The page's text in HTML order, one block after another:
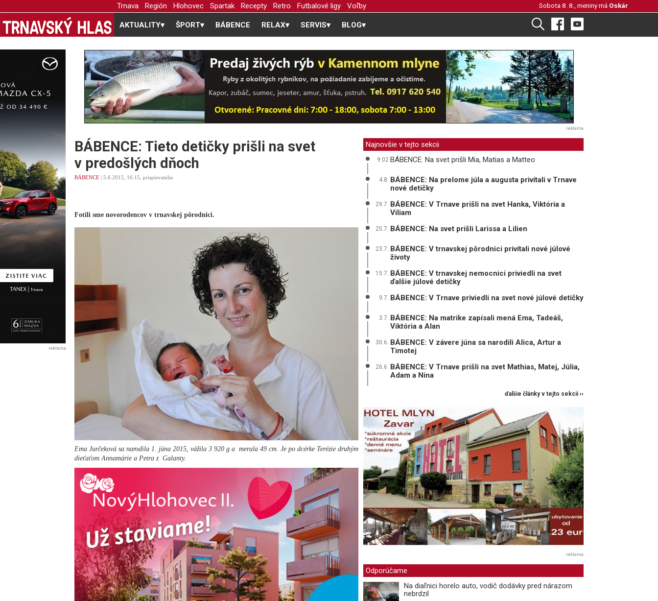
Trnava Región Hlohovec Spartak Recepty Retro Futbalové ligy Voľby Sobota 8. 8., meniny má Oskár
AKTUALITY▾ ŠPORT▾ BÁBENCE RELAX▾ SERVIS▾ BLOG▾
reklama
BÁBENCE: Tieto detičky prišli na svet
v predošlých dňoch
BÁBENCE | 5.6.2015, 16.15, prispievatelia
Fotili sme novorodencov v trnavskej pôrodnici.
Ema Jurčeková sa narodila 1. júna 2015, vážila 3 920 g a merala 49 cm. Je po dcérke Terézie druhým
dieťaťom Annamárie a Petra z Galanty.
Najnovšie v tejto sekcii
9:02 BÁBENCE: Na svet prišli Mia, Matias a Matteo
4.8. BÁBENCE: Na prelome júla a augusta privítali v Trnave
nové detičky
29.7. BÁBENCE: V Trnave prišli na svet Hanka, Viktória a
Viliam
25.7. BÁBENCE: Na svet prišli Larissa a Lilien
23.7. BÁBENCE: V trnavskej pôrodnici privítali nové júlové
životy
15.7. BÁBENCE: V trnavskej nemocnici priviedli na svet
ďalšie júlové detičky
9.7. BÁBENCE: V Trnave priviedli na svet nové júlové detičky
3.7. BÁBENCE: Na matrike zapísali mená Ema, Tadeáš,
Viktória a Alan
30.6. BÁBENCE: V závere júna sa narodili Alica, Artur a
Timotej
26.6. BÁBENCE: V Trnave prišli na svet Mathias, Matej, Júlia,
Adam a Nina
ďalšie články v tejto sekcii ››
reklama
Odporúčame
Na diaľnici horelo auto, vodič dodávky pred nárazom
nebrdzil
reklama